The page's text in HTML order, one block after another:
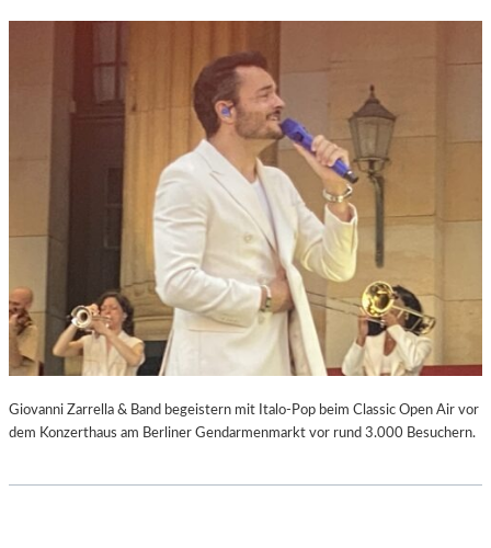
Giovanni Zarrella & Band begeistern mit Italo-Pop beim Classic Open Air vor
dem Konzerthaus am Berliner Gendarmenmarkt vor rund 3.000 Besuchern.